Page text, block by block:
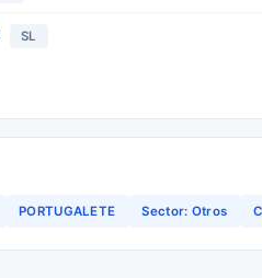
SL
PORTUGALETE Sector: Otros